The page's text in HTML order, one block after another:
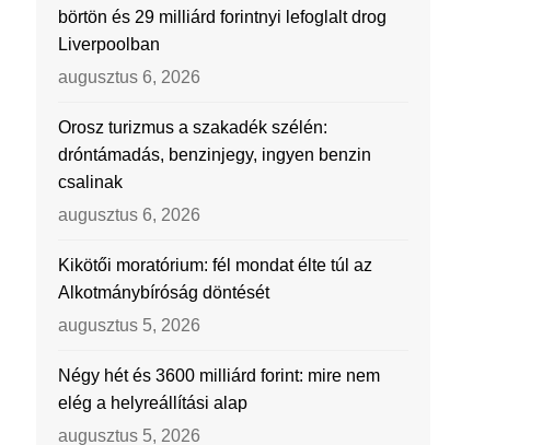
börtön és 29 milliárd forintnyi lefoglalt drog
Liverpoolban
augusztus 6, 2026
Orosz turizmus a szakadék szélén:
dróntámadás, benzinjegy, ingyen benzin
csalinak
augusztus 6, 2026
Kikötői moratórium: fél mondat élte túl az
Alkotmánybíróság döntését
augusztus 5, 2026
Négy hét és 3600 milliárd forint: mire nem
elég a helyreállítási alap
augusztus 5, 2026